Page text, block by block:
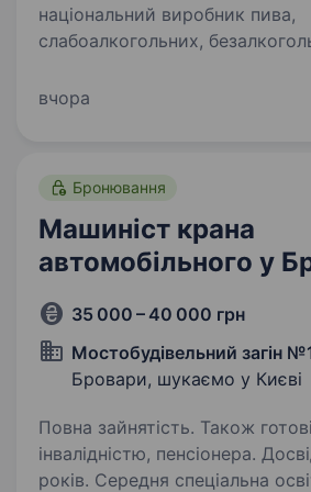
національний виробник пива,
слабоалкогольних,
до нашої команди
вчора
Бронювання
Машиніст крана
автомобільного у
35 000 – 40 000 грн
Мостобудівельний загін
Бровари, шукаємо у Києві
Повна зайнятість. Також
інвалідністю, пенсіонера.
років. Середня спеціальна освіта.